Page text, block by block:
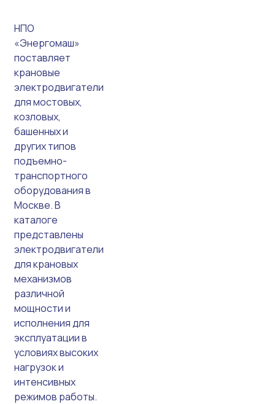
НПО
«Энергомаш»
поставляет
крановые
электродвигатели
для мостовых,
козловых,
башенных и
других типов
подъемно-
транспортного
оборудования в
Москве. В
каталоге
представлены
электродвигатели
для крановых
механизмов
различной
мощности и
исполнения для
эксплуатации в
условиях высоких
нагрузок и
интенсивных
режимов работы.